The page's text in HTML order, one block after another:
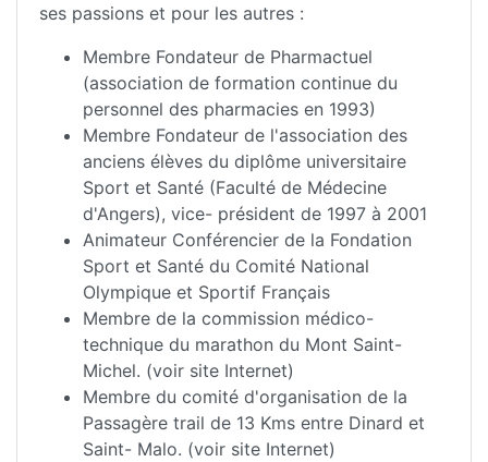
ses passions et pour les autres :
Membre Fondateur de Pharmactuel
(association de formation continue du
personnel des pharmacies en 1993)
Membre Fondateur de l'association des
anciens élèves du diplôme universitaire
Sport et Santé (Faculté de Médecine
d'Angers), vice- président de 1997 à 2001
Animateur Conférencier de la Fondation
Sport et Santé du Comité National
Olympique et Sportif Français
Membre de la commission médico-
technique du marathon du Mont Saint-
Michel. (voir site Internet)
Membre du comité d'organisation de la
Passagère trail de 13 Kms entre Dinard et
Saint- Malo. (voir site Internet)